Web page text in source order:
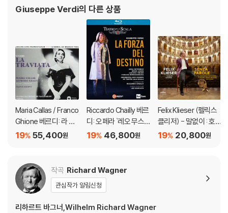
페라 이외의 작품으로는 '레퀴엠', '현악사중주곡' 등이 널리
Giuseppe Verdi의 다른 상품
Maria Callas / Franco
Ghione 베르디: 라 트
라비아타 - 마리아 칼
[SACD]
55,400원
19%
Riccardo Chailly 베르
디: 오페라 `레오 무스
카토` (Verdi: Opera `
46,800원
19%
Felix Klieser (펠릭스
클리저) - 말없이 : 호른
으로 연주하는 이탈리
di, Rossini and other
20,800원
19%
작곡 Richard Wagner
관심작가 알림신청
리하르트 바그너,Wilhelm Richard Wagner